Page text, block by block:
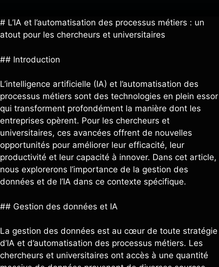
# L’IA et l’automatisation des processus métiers : un
atout pour les chercheurs et universitaires
## Introduction
L’intelligence artificielle (IA) et l’automatisation des
processus métiers sont des technologies en plein essor
qui transforment profondément la manière dont les
entreprises opèrent. Pour les chercheurs et
universitaires, ces avancées offrent de nouvelles
opportunités pour améliorer leur efficacité, leur
productivité et leur capacité à innover. Dans cet article,
nous explorerons l’importance de la gestion des
données et de l’IA dans ce contexte spécifique.
## Gestion des données et IA
La gestion des données est au cœur de toute stratégie
d’IA et d’automatisation des processus métiers. Les
chercheurs et universitaires ont accès à une quantité